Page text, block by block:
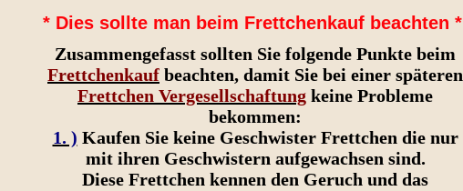
* Dies sollte man beim Frettchenkauf beachten *
Zusammengefasst sollten Sie folgende Punkte beim
Frettchenkauf beachten, damit Sie bei einer späteren
Frettchen Vergesellschaftung keine Probleme
bekommen:
1. ) Kaufen Sie keine Geschwister Frettchen die nur
mit ihren Geschwistern aufgewachsen sind.
Diese Frettchen kennen den Geruch und das